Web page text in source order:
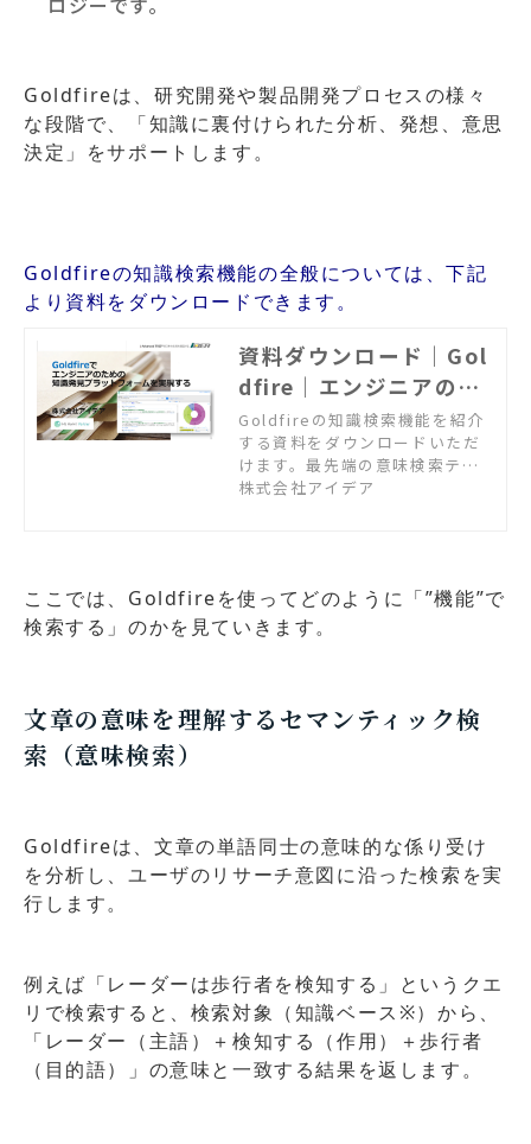
Goldfireは、研究開発や製品開発プロセスの様々
な段階で、「知識に裏付けられた分析、発想、意思
決定」をサポートします。
Goldfireの知識検索機能の全般については、下記
より資料をダウンロードできます。
資料ダウンロード｜Gol
dfire｜エンジニアのた
めの知識検索ツール
Goldfireの知識検索機能を紹介
する資料をダウンロードいただ
けます。最先端の意味検索テク
ノロジーに基づいて、エンジニ
株式会社アイデア
ここでは、Goldfireを使ってどのように「”機能”で
検索する」のかを見ていきます。
文章の意味を理解するセマンティック検
索（意味検索）
Goldfireは、文章の単語同士の意味的な係り受け
を分析し、ユーザのリサーチ意図に沿った検索を実
行します。
例えば「レーダーは歩行者を検知する」というクエ
リで検索すると、検索対象（知識ベース※）から、
「レーダー（主語）＋検知する（作用）＋歩行者
（目的語）」の意味と一致する結果を返します。